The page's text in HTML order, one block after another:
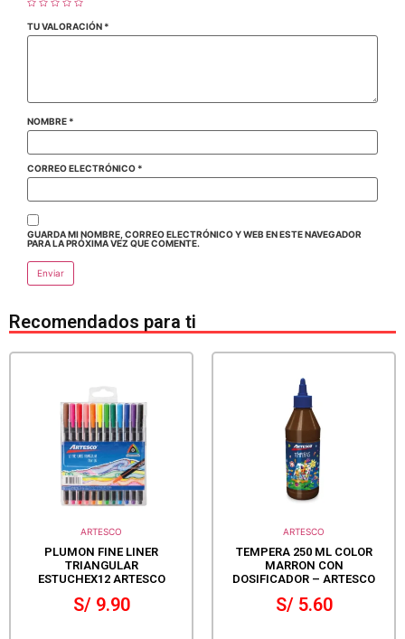
TU VALORACIÓN *
NOMBRE *
CORREO ELECTRÓNICO *
GUARDA MI NOMBRE, CORREO ELECTRÓNICO Y WEB EN ESTE NAVEGADOR
PARA LA PRÓXIMA VEZ QUE COMENTE.
Recomendados para ti
ARTESCO
PLUMON FINE LINER
TRIANGULAR
ESTUCHEX12 ARTESCO
S/9.90
ARTESCO
TEMPERA 250 ML COLOR
MARRON CON
DOSIFICADOR – ARTESCO
S/5.60